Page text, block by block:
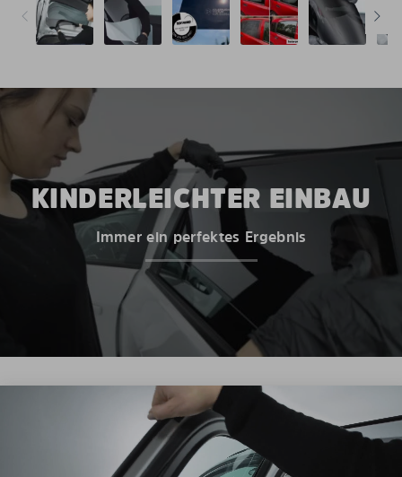
KINDERLEICHTER EINBAU
Immer ein perfektes Ergebnis